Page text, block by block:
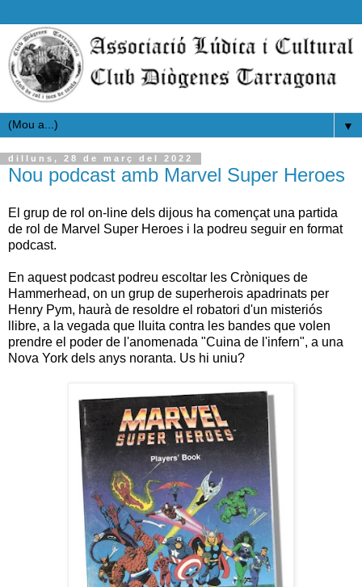
▼
dilluns, 28 de març del 2022
Nou podcast amb Marvel Super Heroes
El grup de rol on-line dels dijous ha començat una partida
de rol de Marvel Super Heroes i la podreu seguir en format
podcast.
En aquest podcast podreu escoltar les Cròniques de
Hammerhead, on un grup de superherois apadrinats per
Henry Pym, haurà de resoldre el robatori d'un misteriós
llibre, a la vegada que lluita contra les bandes que volen
prendre el poder de l'anomenada "Cuina de l'infern", a una
Nova York dels anys noranta. Us hi uniu?